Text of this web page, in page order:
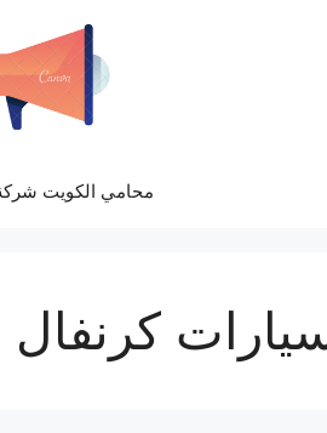
محامي الكويت
كرنفال